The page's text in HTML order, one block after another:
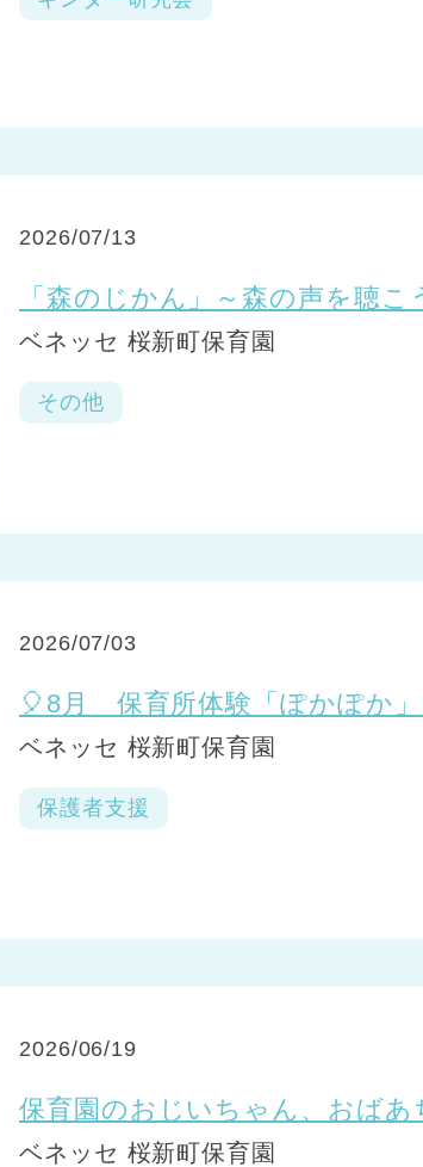
2026/07/13
「森のじかん」～森の声を聴こ
ベネッセ 桜新町保育園
その他
2026/07/03
🎈8月 保育所体験「ぽかぽか
ベネッセ 桜新町保育園
保護者支援
2026/06/19
保育園のおじいちゃん、おば
ベネッセ 桜新町保育園